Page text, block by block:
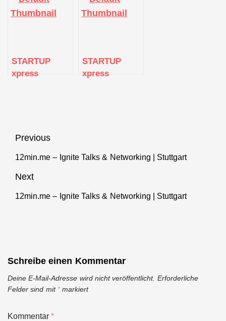
Vortrag 10 |
Business Plan
Vortrag 11 |
Preisfindung
STARTUP
xpress
STARTUP
xpress
Beitragsnavigation
Previous
Previous
12min.me – Ignite Talks & Networking | Stuttgart
Next
Next
12min.me – Ignite Talks & Networking | Stuttgart
Schreibe einen Kommentar
Deine E-Mail-Adresse wird nicht veröffentlicht. Erforderliche
Felder sind mit *markiert
Kommentar*